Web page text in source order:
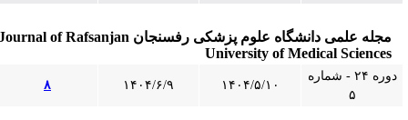
مجله علمی دانشگاه علوم پزشکی رفسنجان Journal of Rafsanjan
University of Medical Sciences
دوره ۲۴ - شماره
۱۴۰۴/۵/۱۰ ۱۴۰۴/۶/۹